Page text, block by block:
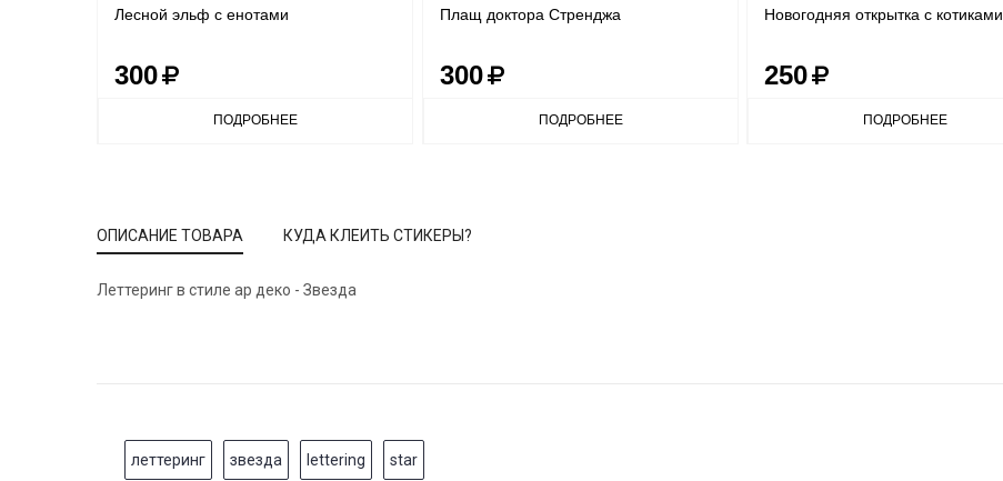
Лесной эльф с енотами
300
ПОДРОБНЕЕ
Плащ доктора Стренджа
300
ПОДРОБНЕЕ
Новогодняя открытка с котиками
250
ПОДРОБНЕЕ
ОПИСАНИЕ ТОВАРА КУДА КЛЕИТЬ СТИКЕРЫ?
Леттеринг в стиле ар деко - Звезда
леттеринг звезда lettering star